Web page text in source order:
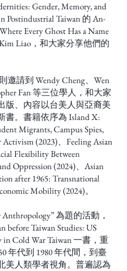
Gender, Memory, and
Postindustrial Taiwan 的 An-
Every Ghost Has a Name
Liao，和大家分享他們的
邀請到 Wendy Cheng、Wen
Fan 等三位學人，和大家
版、內容以台美人與亞裔美
書。書籍依序為 Island X:
Migrants, Campus Spies,
Activism (2023)、Feeling Asian
Flexibility Between
Oppression (2024)、Asian
after 1965: Transnational
Mobility (2024)。
Anthropology” 為題的活動，
before Taiwan Studies: US
in Cold War Taiwan 一書，重
年代到 1980 年代間，到臺
美人類學者視角。普遍認為